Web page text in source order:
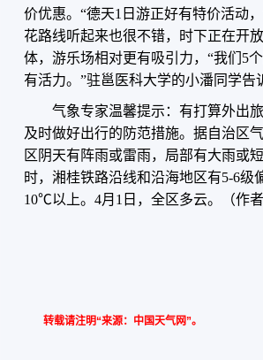
价优惠。“德天1日游正好有特价活动
花路线听起来也很不错，时下正在
体，游乐场相对更有吸引力，“我们5
有活力。”驻邕医科大学的小潘同学告
气象专家温馨提示：有打算外出
及时做好出行的防范措施。据自治区
区阴天有阵雨或雷雨，局部有大雨或
时，湘桂铁路沿线和沿海地区有5-6
10℃以上。4月1日，全区多云。（作者
转载请注明“来源：中国天气网”。